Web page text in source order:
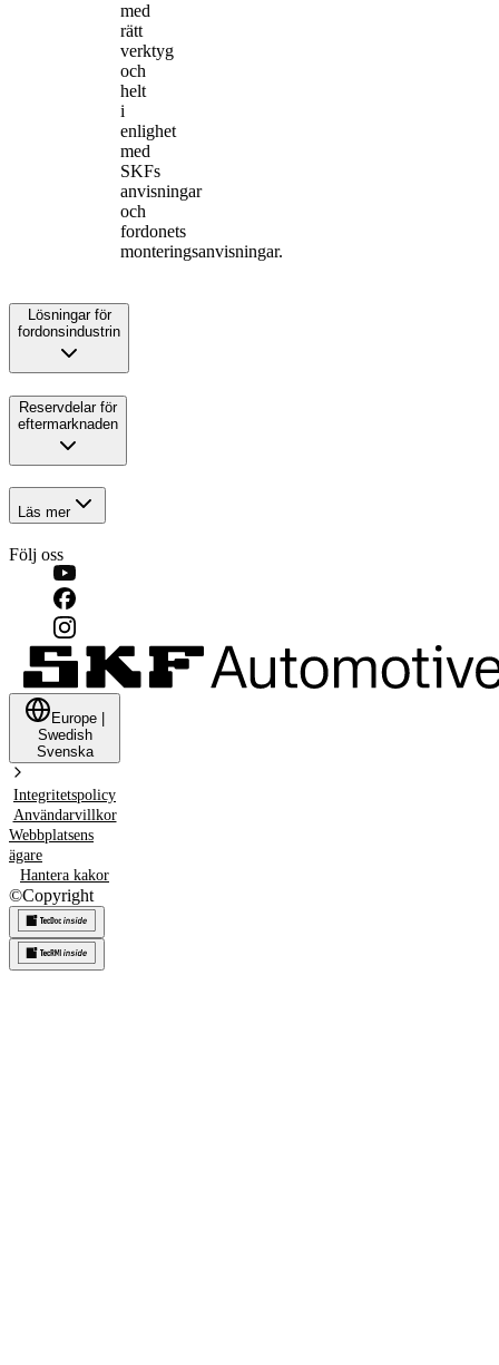
med
rätt
verktyg
och
helt
i
enlighet
med
SKFs
anvisningar
och
fordonets
monteringsanvisningar.
Lösningar för
fordonsindustrin
Reservdelar för
eftermarknaden
Läs mer
Följ oss
Europe
Swedish
Svenska
Integritetspolicy
Användarvillkor
Webbplatsens
ägare
Hantera kakor
©Copyright